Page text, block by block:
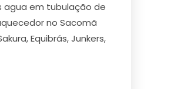
agua em tubulação de
no Sacomã
Equibrás, Junkers,